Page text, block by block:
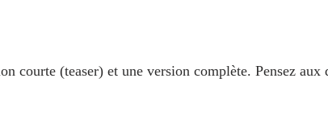
courte (teaser) et une version complète. Pensez aux